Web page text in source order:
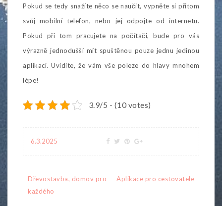
Pokud se tedy snažíte něco se naučit, vypněte si přitom
svůj mobilní telefon, nebo jej odpojte od internetu.
Pokud při tom pracujete na počítači, bude pro vás
výrazně jednodušší mít spuštěnou pouze jednu jedinou
aplikaci. Uvidíte, že vám vše poleze do hlavy mnohem
lépe!
3.9/5 - (10 votes)
6.3.2025
Navigace
pro
Dřevostavba, domov pro
každého
Aplikace pro cestovatele